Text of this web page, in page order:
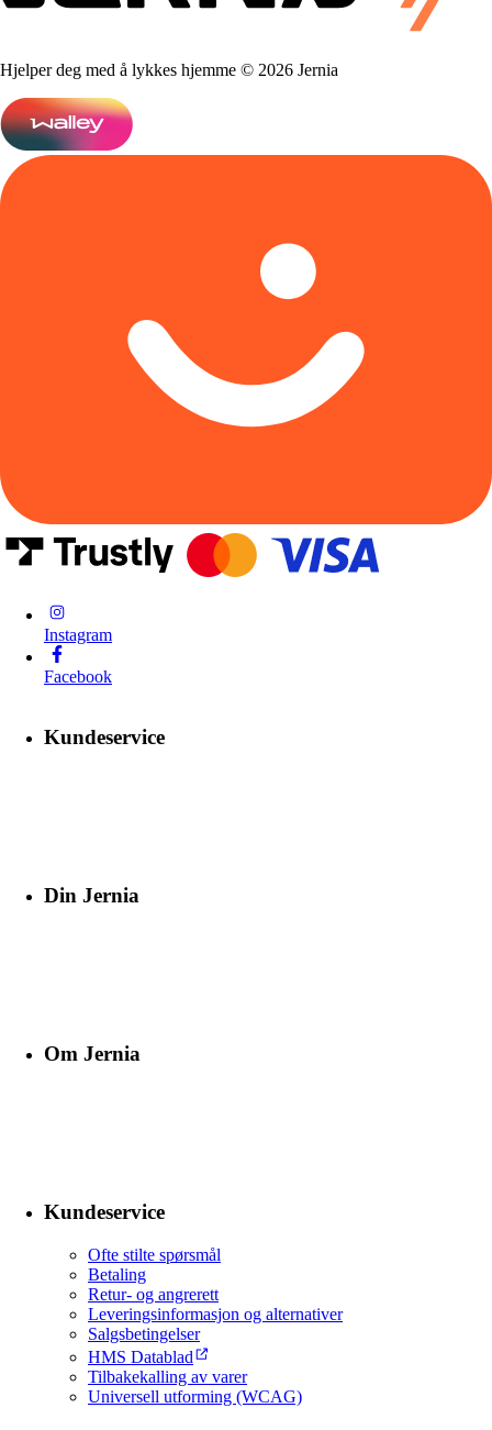
Hjelper deg med å lykkes hjemme © 2026 Jernia
Instagram
Facebook
Kundeservice
Din Jernia
Om Jernia
Kundeservice
Ofte stilte spørsmål
Betaling
Retur- og angrerett
Leveringsinformasjon og alternativer
Salgsbetingelser
HMS Datablad
Tilbakekalling av varer
Universell utforming (WCAG)